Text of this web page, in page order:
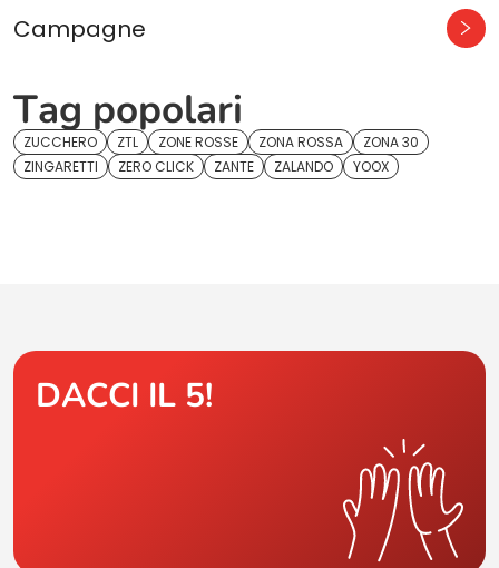
Campagne
Tag popolari
ZUCCHERO ZTL ZONE ROSSE ZONA ROSSA
ZONA 30
ZINGARETTI
ZERO CLICK ZANTE ZALANDO YOOX
DACCI IL 5!